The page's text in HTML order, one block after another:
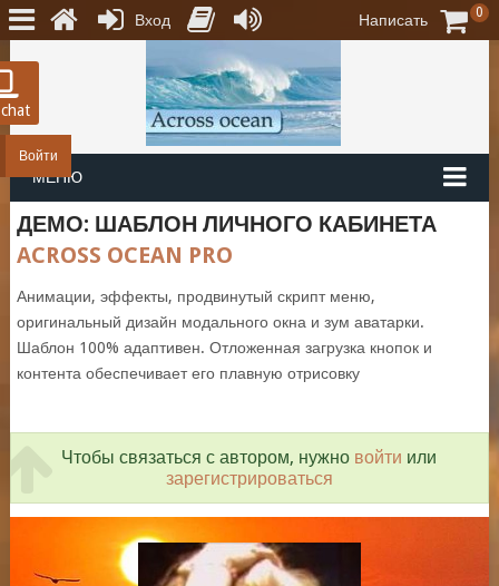
Войти
МЕНЮ
ДЕМО: ШАБЛОН ЛИЧНОГО КАБИНЕТА
ACROSS OCEAN PRO
Анимации, эффекты, продвинутый скрипт меню,
оригинальный дизайн модального окна и зум аватарки.
Шаблон 100% адаптивен. Отложенная загрузка кнопок и
контента обеспечивает его плавную отрисовку
Чтобы связаться с автором, нужно войти или
зарегистрироваться
Вход Написать 0